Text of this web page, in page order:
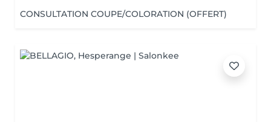
CONSULTATION COUPE/COLORATION (OFFERT)